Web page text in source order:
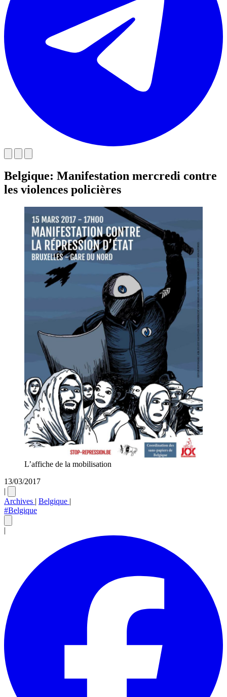
Belgique: Manifestation mercredi contre
les violences policières
L’affiche de la mobilisation
13/03/2017
|
Archives | Belgique |
#Belgique
|